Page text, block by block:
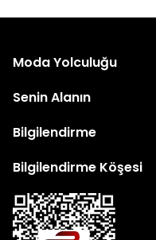
Moda Yolculuğu
Senin Alanın
Bilgilendirme
Bilgilendirme Köşesi